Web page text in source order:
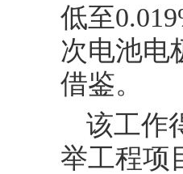
低至
次电池电
借鉴。
该工作
举工程项